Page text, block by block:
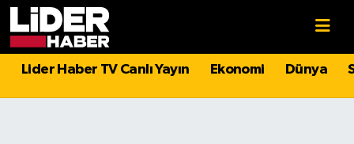
Lider Haber TV Canlı Yayın Ekonomi Dünya
Politika
Hava Durumu